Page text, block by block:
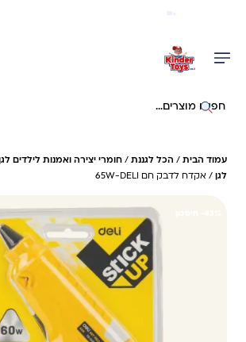
חיפוש באתר
עמוד הבית / הכל לגננת / חומרי יצירה ואמנות לילדים לגן
לגן / אקדח לדבק חם 65W-DELI